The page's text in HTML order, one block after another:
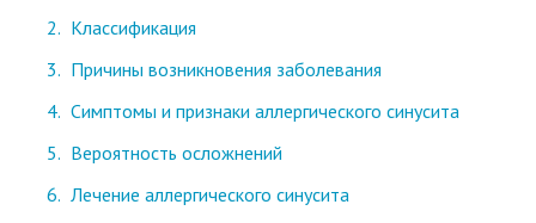
Классификация
Причины возникновения заболевания
Симптомы и признаки аллергического синусита
Вероятность осложнений
Лечение аллергического синусита